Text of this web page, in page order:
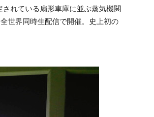
れている扇形車庫に並ぶ蒸気機関
世界同時生配信で開催。史上初の